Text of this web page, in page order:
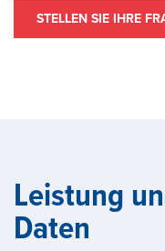
STELLEN SIE IHRE
Leistung
Daten